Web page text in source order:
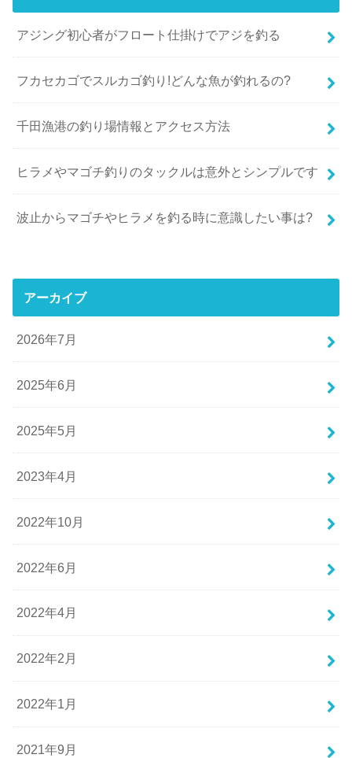
アジング初心者がフロート仕掛けでアジを釣る
フカセカゴでスルカゴ釣り!どんな魚が釣れるの?
千田漁港の釣り場情報とアクセス方法
ヒラメやマゴチ釣りのタックルは意外とシンプルです
波止からマゴチやヒラメを釣る時に意識したい事は?
アーカイブ
2026年7月
2025年6月
2025年5月
2023年4月
2022年10月
2022年6月
2022年4月
2022年2月
2022年1月
2021年9月